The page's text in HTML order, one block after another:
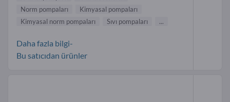
Norm pompaları
Kimyasal pompaları
Kimyasal norm pompaları
Sıvı pompaları ...
Daha fazla bilgi-
Bu satıcıdan ürünler